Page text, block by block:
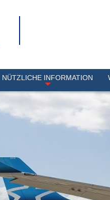
NÜTZLICHE INFORMATION